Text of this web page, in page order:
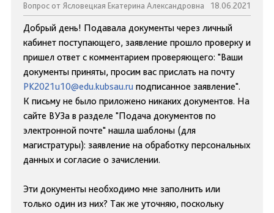
Вопрос от Ясловецкая Екатерина Александровна 18.06.2021
Добрый день! Подавала документы через личный
кабинет поступающего, заявление прошло проверку и
пришел ответ с комментарием проверяющего: "Ваши
документы приняты, просим вас прислать на почту
PK2021u10@edu.kubsau.ru подписанное заявление".
К письму не было приложено никаких документов. На
сайте ВУЗа в разделе "Подача документов по
электронной почте" нашла шаблоны (для
магистратуры): заявление на обработку персональных
данных и согласие о зачислении.
Эти документы необходимо мне заполнить или
только один из них? Так же уточняю, поскольку